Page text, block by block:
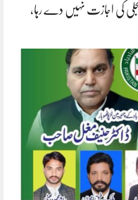
کی اجازت نہیں دے رہا،